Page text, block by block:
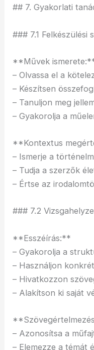
## 7. Gyakorlati
### 7.1 Felkészülési
**Művek
– Olvassa el a
– Készítsen
– Tanuljon meg
– Gyakorolja a
**Kontextus
– Ismerje a
– Tudja a szerzők
– Értse az
### 7.2
**Esszéírás:**
– Gyakorolja a
– Használjon
– Hivatkozzon
– Alakítson ki saját
– Azonosítsa a
– Elemezze a témát